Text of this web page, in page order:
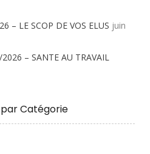
– LE SCOP DE VOS ELUS juin
– SANTE AU TRAVAIL
Catégorie